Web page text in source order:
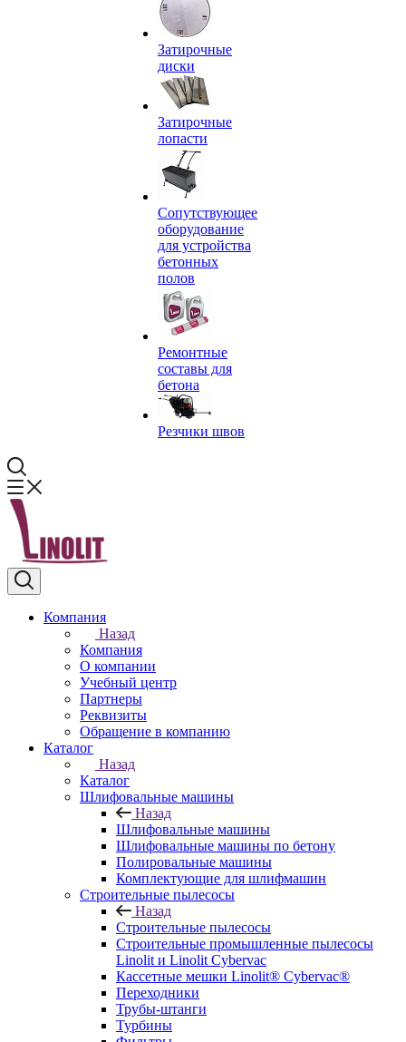
Затирочные
диски
Затирочные
лопасти
Сопутствующее
оборудование
для устройства
бетонных
полов
Ремонтные
составы для
бетона
Резчики швов
Компания
Назад
Компания
О компании
Учебный центр
Партнеры
Реквизиты
Обращение в компанию
Каталог
Назад
Каталог
Шлифовальные машины
Назад
Шлифовальные машины
Шлифовальные машины по бетону
Полировальные машины
Комплектующие для шлифмашин
Строительные пылесосы
Назад
Строительные пылесосы
Строительные промышленные пылесосы
Linolit и Linolit Cybervac
Кассетные мешки Linolit® Cybervac®
Переходники
Трубы-штанги
Турбины